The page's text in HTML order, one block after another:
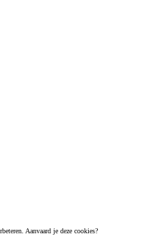
Aanvaard je deze cookies?